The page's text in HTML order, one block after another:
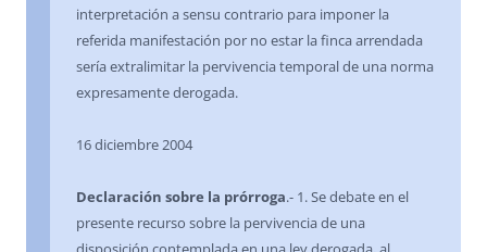
interpretación a sensu contrario para imponer la
referida manifestación por no estar la finca arrendada
sería extralimitar la pervivencia temporal de una norma
expresamente derogada.
16 diciembre 2004
Declaración sobre la prórroga.- 1. Se debate en el
presente recurso sobre la pervivencia de una